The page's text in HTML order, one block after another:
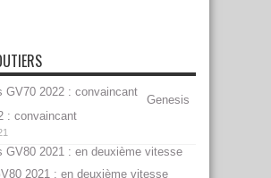
Genesis
: convaincant
2021 : en deuxième vitesse